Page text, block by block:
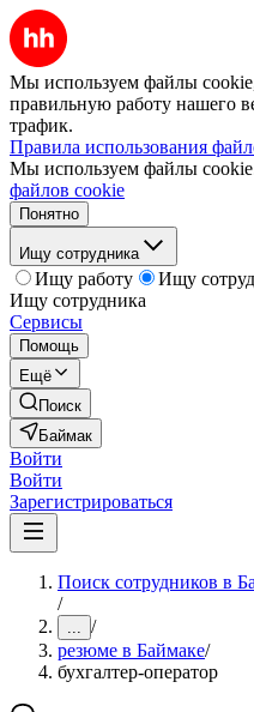
Мы используем файлы
правильную работу нашего
трафик.
Правила использования
Мы используем файлы
файлов cookie
Понятно
Ищу сотрудника
Ищу работу
Ищу
Ищу сотрудника
Сервисы
Помощь
Ещё
Поиск
Баймак
Войти
Войти
Зарегистрироваться
Поиск сотрудников в
/
... /
резюме в Баймаке/
бухгалтер-оператор